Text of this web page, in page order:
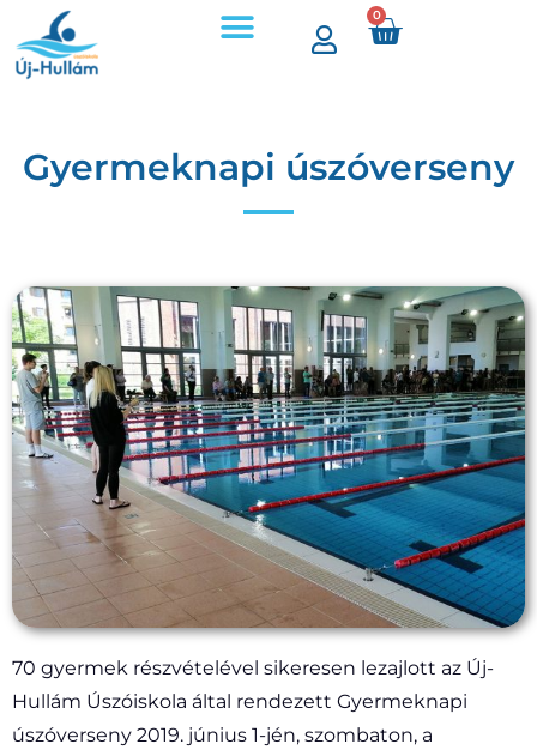
0
Gyermeknapi úszóverseny
70 gyermek részvételével sikeresen lezajlott az Új-
Hullám Úszóiskola által rendezett Gyermeknapi
úszóverseny 2019. június 1-jén, szombaton, a